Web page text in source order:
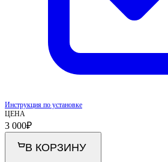
Инструкция по установке
ЦЕНА
3 000₽
В КОРЗИНУ